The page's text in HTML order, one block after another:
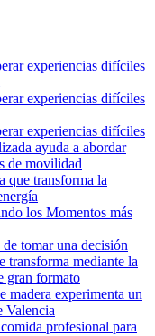
experiencias difíciles
experiencias difíciles
experiencias difíciles
ayuda a abordar
de movilidad
que transforma la
los Momentos más
tomar una decisión
transforma mediante la
gran formato
madera experimenta un
Valencia
profesional para